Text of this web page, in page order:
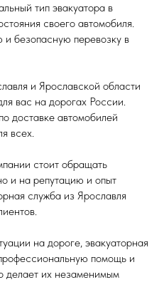
тип эвакуатора в
своего автомобиля.
и безопасную перевозку в
и Ярославской области
вас на дорогах России.
доставке автомобилей
всех.
стоит обращать
и на репутацию и опыт
служба из Ярославля
на дороге, эвакуаторная
помощь и
делает их незаменимым